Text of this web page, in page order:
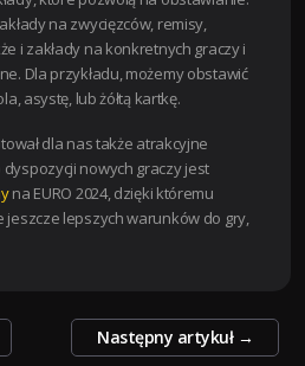
na zwycięzców, remisy,
i zakłady na konkretnych graczy i
Dla przykładu, możemy obstawić
asystę, lub żółtą kartkę.
dla nas także atrakcyjne
dyspozycji nowych graczy jest
na EURO 2024, dzięki któremu
jeszcze lepszych warunków do gry,
Następny artykuł →